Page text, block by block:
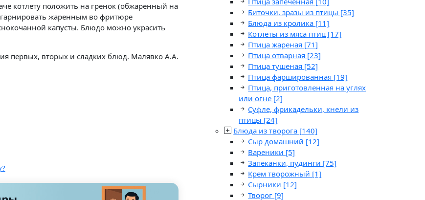
Биточки, зразы из птицы [35]
Блюда из кролика [11]
Котлеты из мяса птиц [17]
Птица жареная [71]
Птица отварная [23]
Птица тушеная [52]
Птица фаршированная [19]
Птица, приготовленная на углях
или огне [2]
Суфле, фрикадельки, кнели из
птицы [24]
Блюда из творога [140]
Сыр домашний [12]
Вареники [5]
Запеканки, пудинги [75]
Крем творожный [1]
Сырники [12]
Творог [9]
котлету положить на гренок (обжаренный на
жаренным во фритюре
капусты. Блюдо можно украсить
первых, вторых и сладких блюд. Малявко А.А.